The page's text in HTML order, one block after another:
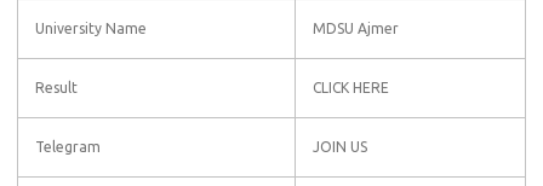
University Name MDSU Ajmer
Result CLICK HERE
Telegram JOIN US